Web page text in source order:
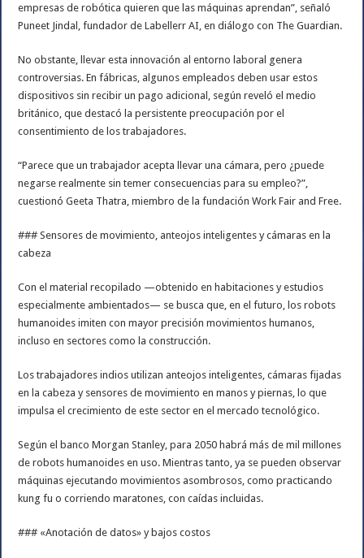
empresas de robótica quieren que las máquinas aprendan”, señaló
Puneet Jindal, fundador de Labellerr AI, en diálogo con The Guardian.
No obstante, llevar esta innovación al entorno laboral genera
controversias. En fábricas, algunos empleados deben usar estos
dispositivos sin recibir un pago adicional, según reveló el medio
británico, que destacó la persistente preocupación por el
consentimiento de los trabajadores.
“Parece que un trabajador acepta llevar una cámara, pero ¿puede
negarse realmente sin temer consecuencias para su empleo?”,
cuestionó Geeta Thatra, miembro de la fundación Work Fair and Free.
### Sensores de movimiento, anteojos inteligentes y cámaras en la
cabeza
Con el material recopilado —obtenido en habitaciones y estudios
especialmente ambientados— se busca que, en el futuro, los robots
humanoides imiten con mayor precisión movimientos humanos,
incluso en sectores como la construcción.
Los trabajadores indios utilizan anteojos inteligentes, cámaras fijadas
en la cabeza y sensores de movimiento en manos y piernas, lo que
impulsa el crecimiento de este sector en el mercado tecnológico.
Según el banco Morgan Stanley, para 2050 habrá más de mil millones
de robots humanoides en uso. Mientras tanto, ya se pueden observar
máquinas ejecutando movimientos asombrosos, como practicando
kung fu o corriendo maratones, con caídas incluidas.
### «Anotación de datos» y bajos costos